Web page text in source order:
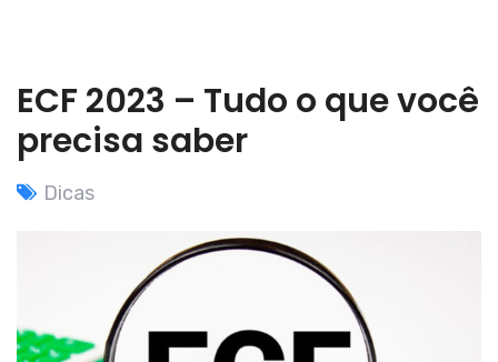
ECF 2023 – Tudo o que você
precisa saber
Dicas